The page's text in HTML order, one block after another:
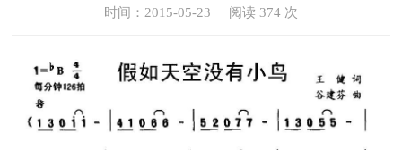
时间：2015-05-23 阅读 374 次